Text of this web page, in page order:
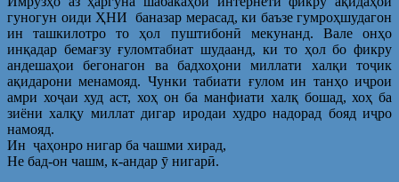
гуногун оиди ҲНИ баназар мерасад, ки баъзе гумроҳшудагон
ин ташкилотро то ҳол пуштибонӣ мекунанд. Вале онҳо
инқадар бемағзу ғуломтабиат шудаанд, ки то ҳол бо фикру
андешаҳои бегонагон ва бадхоҳони миллати халқи тоҷик
ақидарони менамояд. Чунки табиати ғулом ин танҳо иҷрои
амри хоҷаи худ аст, хоҳ он ба манфиати халқ бошад, хоҳ ба
зиёни халқу миллат дигар иродаи худро надорад бояд иҷро
намояд.
Ин ҷаҳонро нигар ба чашми хирад,
Не бад-он чашм, к-андар ӯ нигарӣ.